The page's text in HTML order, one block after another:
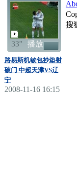
33" 播放
路易斯机敏包抄垫射
破门 中超天津VS辽
宁
2008-11-16 16:15
首
搜